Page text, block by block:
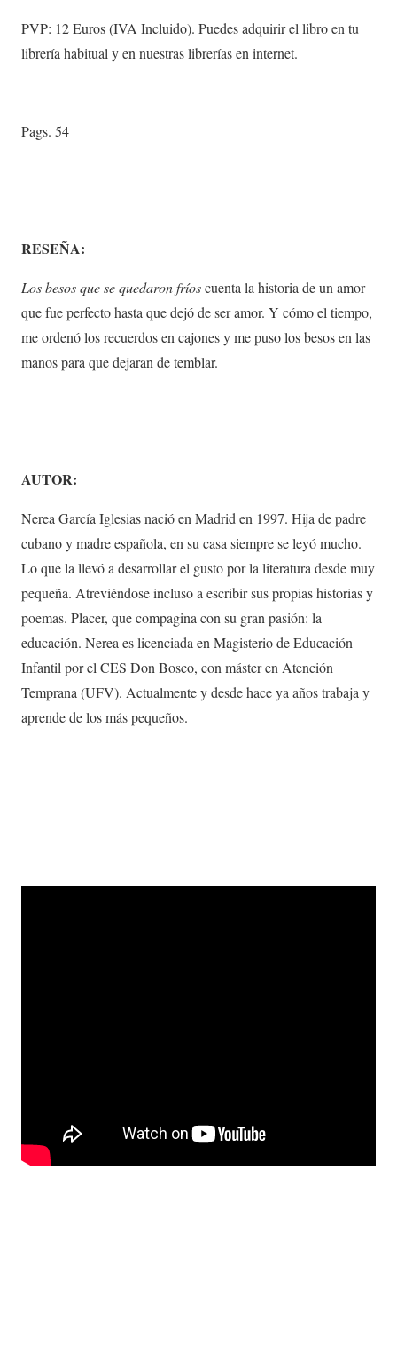
PVP: 12 Euros (IVA Incluido). Puedes adquirir el libro en tu
librería habitual y en nuestras librerías en internet.
Pags. 54
RESEÑA:
Los besos que se quedaron fríoscuenta la historia de un amor
que fue perfecto hasta que dejó de ser amor. Y cómo el tiempo,
me ordenó los recuerdos en cajones y me puso los besos en las
manos para que dejaran de temblar.
AUTOR:
Nerea García Iglesias nació en Madrid en 1997. Hija de padre
cubano y madre española, en su casa siempre se leyó mucho.
Lo que la llevó a desarrollar el gusto por la literatura desde muy
pequeña. Atreviéndose incluso a escribir sus propias historias y
poemas. Placer, que compagina con su gran pasión: la
educación. Nerea es licenciada en Magisterio de Educación
Infantil por el CES Don Bosco, con máster en Atención
Temprana (UFV). Actualmente y desde hace ya años trabaja y
aprende de los más pequeños.